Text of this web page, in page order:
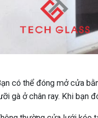
có thể đóng mở cửa
gà ở chân ray. Khi bạn